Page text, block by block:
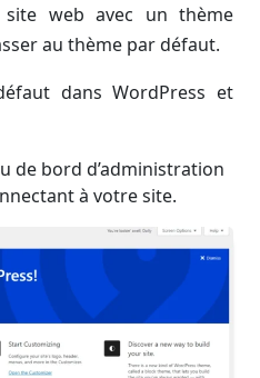
web avec un thème
au thème par défaut.
dans WordPress et
de bord d’administration
à votre site.